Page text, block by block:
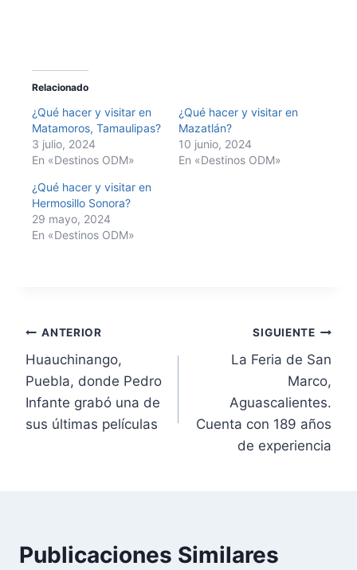
Relacionado
¿Qué hacer y visitar en
Matamoros, Tamaulipas?
3 julio, 2024
En «Destinos ODM»
¿Qué hacer y visitar en
Mazatlán?
10 junio, 2024
En «Destinos ODM»
¿Qué hacer y visitar en
Hermosillo Sonora?
29 mayo, 2024
En «Destinos ODM»
ANTERIOR
Huauchinango,
Puebla, donde Pedro
Infante grabó una de
sus últimas películas
SIGUIENTE
La Feria de San
Marco,
Aguascalientes.
Cuenta con 189 años
de experiencia
Publicaciones Similares